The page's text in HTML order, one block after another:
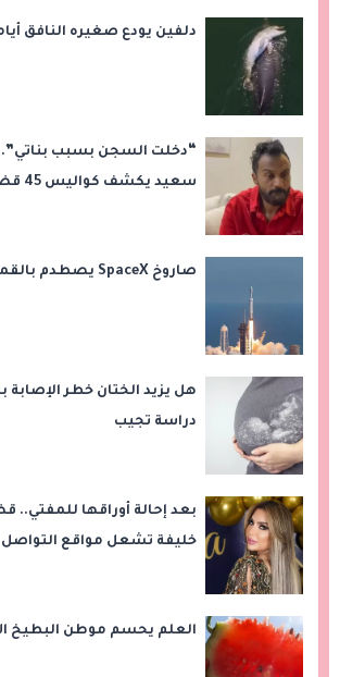
دلفين يودع صغيره النافق
“دخلت السجن بسبب بناتي”..
سعيد
صاروخ SpaceX يصطدم بالقمر
هل يزيد الختان خطر الإصابة
دراسة تجيب
بعد إحالة أوراقها للمفتي..
خليفة تشعل مواقع التواصل
العلم يحسم موطن البطيخ